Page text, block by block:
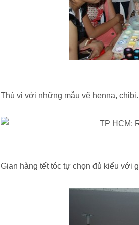
Thú vị với những mẫu vẽ henna,
Gian hàng tết tóc tự chọn đủ kiểu với